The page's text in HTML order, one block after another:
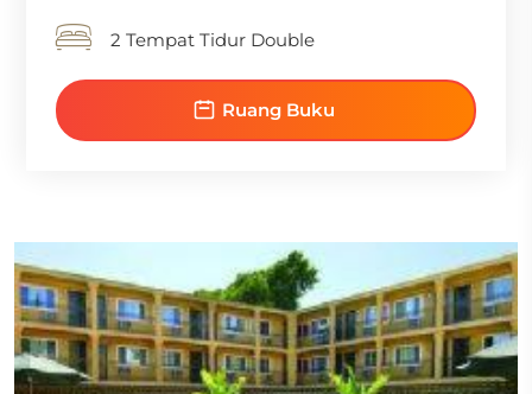
2 Tempat Tidur Double
Ruang Buku